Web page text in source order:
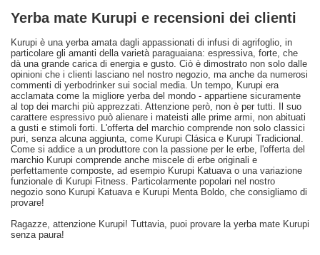
Yerba mate Kurupi e recensioni dei clienti
Kurupi è una yerba amata dagli appassionati di infusi di agrifoglio, in
particolare gli amanti della varietà paraguaiana: espressiva, forte, che
dà una grande carica di energia e gusto. Ciò è dimostrato non solo dalle
opinioni che i clienti lasciano nel nostro negozio, ma anche da numerosi
commenti di yerbodrinker sui social media. Un tempo, Kurupi era
acclamata come la migliore yerba del mondo - appartiene sicuramente
al top dei marchi più apprezzati. Attenzione però, non è per tutti. Il suo
carattere espressivo può alienare i mateisti alle prime armi, non abituati
a gusti e stimoli forti. L'offerta del marchio comprende non solo classici
puri, senza alcuna aggiunta, come Kurupi Clásica e Kurupi Tradicional.
Come si addice a un produttore con la passione per le erbe, l'offerta del
marchio Kurupi comprende anche miscele di erbe originali e
perfettamente composte, ad esempio Kurupi Katuava o una variazione
funzionale di Kurupi Fitness. Particolarmente popolari nel nostro
negozio sono Kurupi Katuava e Kurupi Menta Boldo, che consigliamo di
provare!
Ragazze, attenzione Kurupi! Tuttavia, puoi provare la yerba mate Kurupi
senza paura!